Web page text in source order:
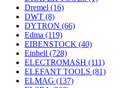
Dremel (16)
DWT (8)
DYTRON (66)
Edma (119)
EIBENSTOCK (40)
Einhell (728)
ELECTROMASH (111)
ELEFANT TOOLS (81)
ELMAG (137)